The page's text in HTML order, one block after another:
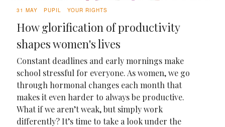
31 MAY PUPIL YOUR RIGHTS
How glorification of productivity
shapes women's lives
Constant deadlines and early mornings make
school stressful for everyone. As women, we go
through hormonal changes each month that
makes it even harder to always be productive.
What if we aren’t weak, but simply work
differently? It’s time to take a look under the